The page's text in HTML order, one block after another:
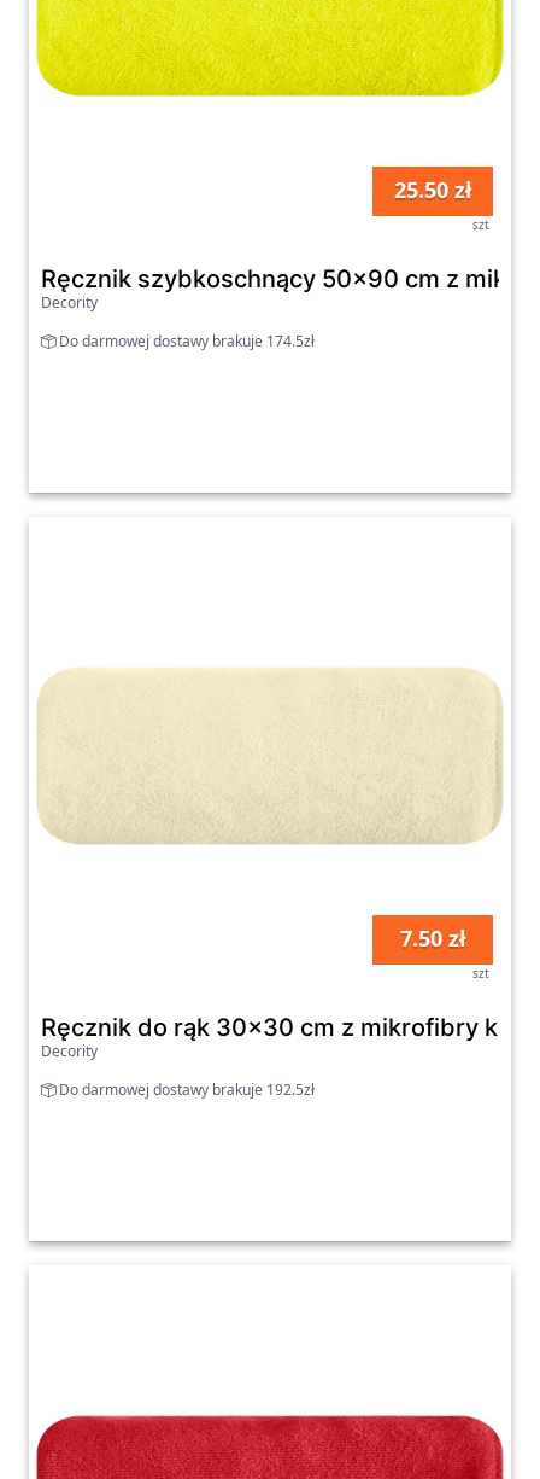
25.50 zł
szt
Ręcznik szybkoschnący 50x90 cm z
Decority
Do darmowej dostawy brakuje 174.5zł
7.50 zł
szt
Ręcznik do rąk 30x30 cm z mikrofibry
Decority
Do darmowej dostawy brakuje 192.5zł